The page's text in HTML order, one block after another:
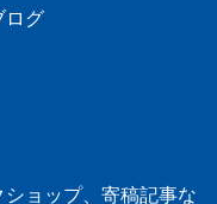
グ
ョップ、寄稿記事な